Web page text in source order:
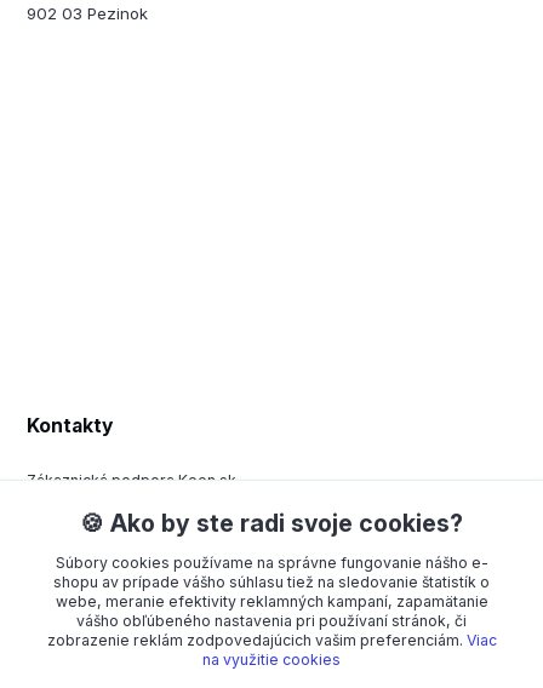
902 03 Pezinok
Kontakty
Zákaznická podpora Keen.sk
+420 377 443 970
(Po-Pá, 8-15 hod.)
order@americanway.sk
🍪 Ako by ste radi svoje cookies?
Súbory cookies používame na správne fungovanie nášho e-
shopu av prípade vášho súhlasu tiež na sledovanie štatistík o
webe, meranie efektivity reklamných kampaní, zapamätanie
vášho obľúbeného nastavenia pri používaní stránok, či
zobrazenie reklám zodpovedajúcich vašim preferenciám. Viac
na využitie cookies